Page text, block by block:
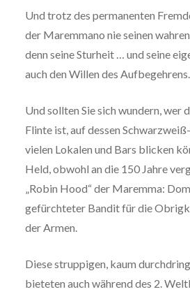
Und trotz des permanenten
der Maremmano nie seinen
denn seine Sturheit … und seine
auch den Willen des Aufbegehrens.
Und sollten Sie sich wundern, wer
Flinte ist, auf dessen
vielen Lokalen und Bars blicken
Held, obwohl an die 150 Jahre
„Robin Hood“ der Maremma:
gefürchteter Bandit für die
der Armen.
Diese struppigen, kaum
bieteten auch während des 2.